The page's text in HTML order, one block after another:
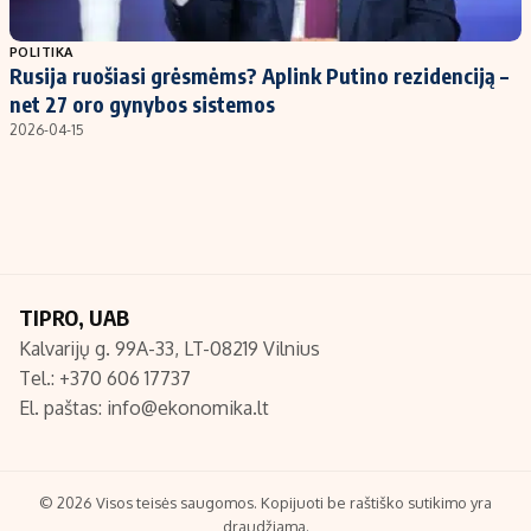
Populiarios temos
Investavimas
Akcijų rinka
Titulinis
Nedarbo išmokos skaičiuoklė
Redakcija
Turinio žymėjimo taisyklės
POLITIKA
Rusija ruošiasi grėsmėms? Aplink Putino rezidenciją –
net 27 oro gynybos sistemos
2026-04-15
TIPRO, UAB
Kalvarijų g. 99A-33, LT-08219 Vilnius
Tel.: +370 606 17737
El. paštas: info@ekonomika.lt
© 2026 Visos teisės saugomos. Kopijuoti be raštiško sutikimo yra
draudžiama.